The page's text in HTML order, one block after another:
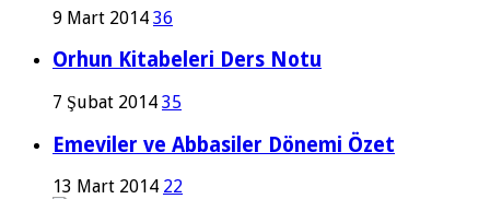
9 Mart 2014 36
Orhun Kitabeleri Ders Notu
7 Şubat 2014 35
Emeviler ve Abbasiler Dönemi Özet
13 Mart 2014 22